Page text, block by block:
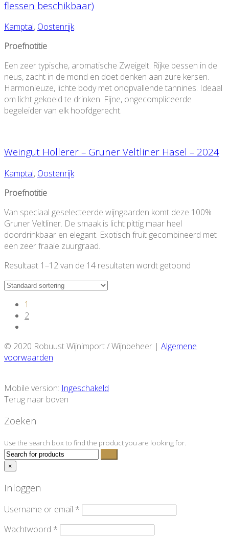
flessen beschikbaar)
Kamptal, Oostenrijk
Proefnotitie
Een zeer typische, aromatische Zweigelt. Rijke bessen in de
neus, zacht in de mond en doet denken aan zure kersen.
Harmonieuze, lichte body met onopvallende tannines. Ideaal
om licht gekoeld te drinken. Fijne, ongecompliceerde
begeleider van elk hoofdgerecht.
Weingut Hollerer – Gruner Veltliner Hasel – 2024
Kamptal, Oostenrijk
Proefnotitie
Van speciaal geselecteerde wijngaarden komt deze 100%
Gruner Veltliner. De smaak is licht pittig maar heel
doordrinkbaar en elegant. Exotisch fruit gecombineerd met
een zeer fraaie zuurgraad.
Resultaat 1–12 van de 14 resultaten wordt getoond
1
2
© 2020 Robuust Wijnimport / Wijnbeheer | Algemene
voorwaarden
Mobile version: Ingeschakeld
Terug naar boven
Zoeken
Use the search box to find the product you are looking for.
×
Inloggen
Username or email *
Wachtwoord *